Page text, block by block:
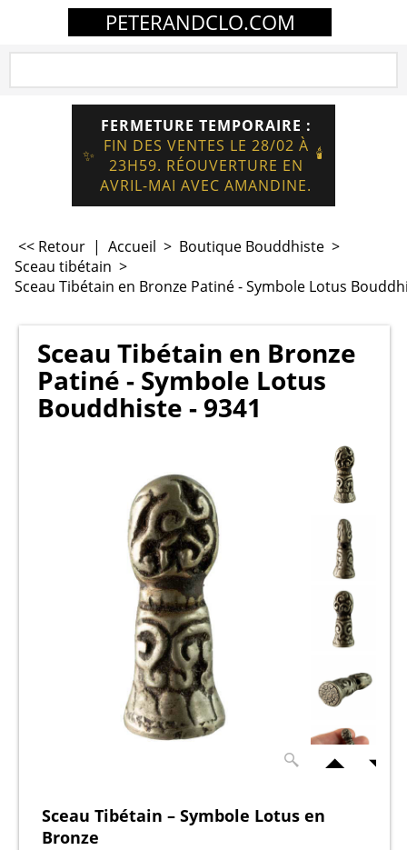
PETERANDCLO.COM
✨
FERMETURE TEMPORAIRE :
FIN DES VENTES LE 28/02 À
23H59. RÉOUVERTURE EN
AVRIL-MAI AVEC AMANDINE.
🕯️
<< Retour | Accueil > Boutique Bouddhiste >
Sceau tibétain >
Sceau Tibétain en Bronze Patiné - Symbole Lotus
Sceau Tibétain en Bronze
Patiné - Symbole Lotus
Bouddhiste - 9341
Sceau Tibétain – Symbole Lotus en
Bronze